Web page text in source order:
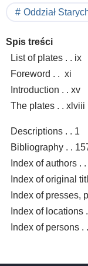
Oddział
Spis treści
List of plates . . ix
Foreword . . xi
Introduction . . xv
The plates . . xlviii
Descriptions . . 1
Bibliography . .
Index of authors .
Index of original
Index of presses,
Index of locations
Index of persons .